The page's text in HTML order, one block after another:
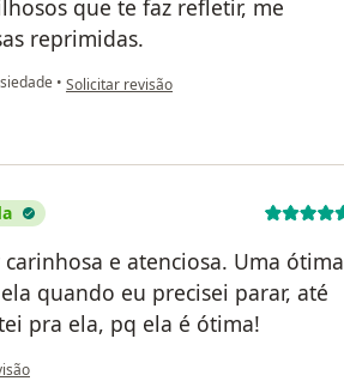
que te faz refletir, me
reprimidas.
• na opinião do utilizador K.B
Solicitar revisão
e atenciosa. Uma ótima
quando eu precisei parar, até
pra ela, pq ela é ótima!
utilizador Lara Ribeiro Lago